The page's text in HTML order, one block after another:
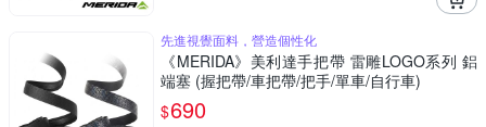
先進視覺面料，營造個性化
《MERIDA》美利達手把帶 雷雕LOGO系列 鋁
端塞 (握把帶/車把帶/把手/單車/自行車)
$690